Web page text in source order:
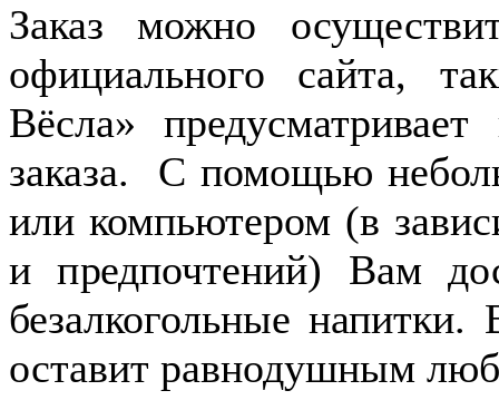
Заказ можно
официального сайта,
Вёсла» предусматривает
заказа. С помощью
или компьютером (в
и предпочтений) Вам
безалкогольные
оставит равнодушным